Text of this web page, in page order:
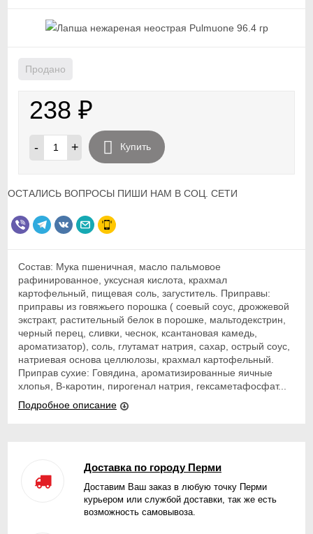
Продано
238 ₽
- + Купить
ОСТАЛИСЬ ВОПРОСЫ ПИШИ НАМ В СОЦ. СЕТИ
Состав: Мука пшеничная, масло пальмовое
рафинированное, уксусная кислота, крахмал
картофельный, пищевая соль, загуститель. Приправы:
приправы из говяжьего порошка ( соевый соус, дрожжевой
экстракт, растительный белок в порошке, мальтодекстрин,
черный перец, сливки, чеснок, ксантановая камедь,
ароматизатор), соль, глутамат натрия, сахар, острый соус,
натриевая основа целлюлозы, крахмал картофельный.
Приправ сухие: Говядина, ароматизированные яичные
хлопья, В-каротин, пирогенал натрия, гексаметафосфат...
Подробное описание
Доставка по городу Перми
Доставим Ваш заказ в любую точку Перми
курьером или службой доставки, так же есть
возможность самовывоза.